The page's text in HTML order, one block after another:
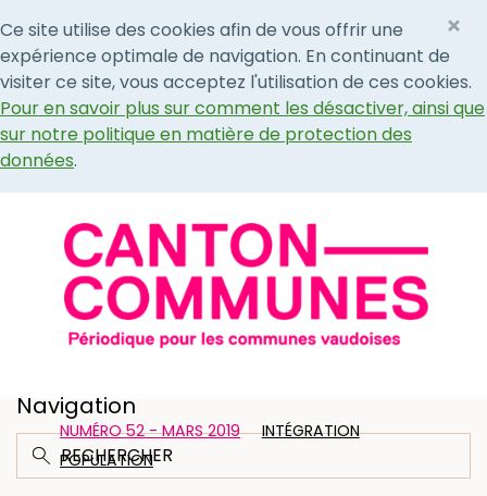
Ce site utilise des cookies afin de vous offrir une
expérience optimale de navigation. En continuant de
visiter ce site, vous acceptez l'utilisation de ces cookies.
Pour en savoir plus sur comment les désactiver, ainsi que
sur notre politique en matière de protection des
données.
×
Navigation
NUMÉRO 52 - MARS 2019
INTÉGRATION
POPULATION